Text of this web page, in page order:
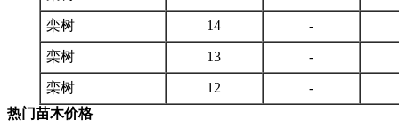
栾树 14 -
栾树 13 -
栾树 12
-
热门苗木价格